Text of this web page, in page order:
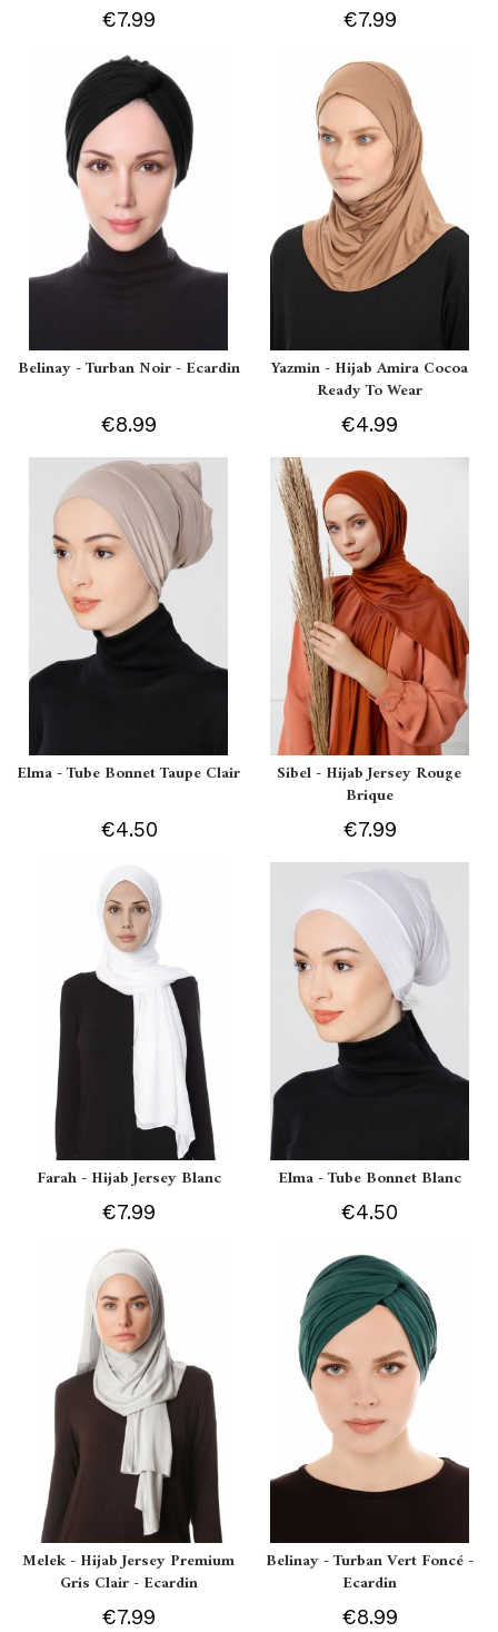
€7.99 €7.99
Belinay - Turban Noir - Ecardin
€8.99
Yazmin - Hijab Amira Cocoa
Ready To Wear
€4.99
Elma - Tube Bonnet Taupe Clair
€4.50
Sibel - Hijab Jersey Rouge
Brique
€7.99
Farah - Hijab Jersey Blanc
€7.99
Elma - Tube Bonnet Blanc
€4.50
Melek - Hijab Jersey Premium
Gris Clair - Ecardin
€7.99
Belinay - Turban Vert Foncé -
Ecardin
€8.99